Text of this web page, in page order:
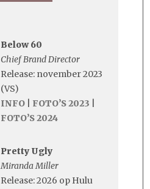
Below 60
Chief Brand Director
Release: november 2023
(VS)
INFO
FOTO’S 2023
FOTO’S 2024
Pretty Ugly
Miranda Miller
Release: 2026 op Hulu